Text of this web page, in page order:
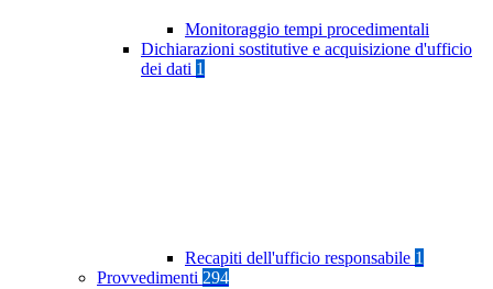
Monitoraggio tempi procedimentali
Dichiarazioni sostitutive e acquisizione d'ufficio
dei dati 1
Recapiti dell'ufficio responsabile 1
Provvedimenti 294